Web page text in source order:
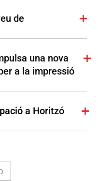
de
una nova
a la impressió
a Horitzó